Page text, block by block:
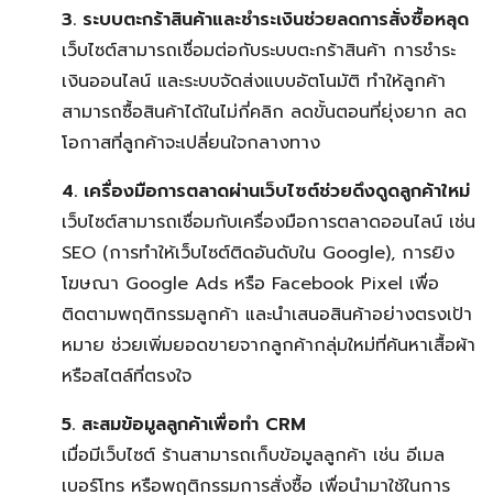
Search
Search
3. ระบบตะกร้าสินค้าและชำระเงินช่วยลดการสั่งซื้อหลุด
เว็บไซต์สามารถเชื่อมต่อกับระบบตะกร้าสินค้า การชำระ
เงินออนไลน์ และระบบจัดส่งแบบอัตโนมัติ ทำให้ลูกค้า
สามารถซื้อสินค้าได้ในไม่กี่คลิก ลดขั้นตอนที่ยุ่งยาก ลด
โอกาสที่ลูกค้าจะเปลี่ยนใจกลางทาง
4. เครื่องมือการตลาดผ่านเว็บไซต์ช่วยดึงดูดลูกค้าใหม่
เว็บไซต์สามารถเชื่อมกับเครื่องมือการตลาดออนไลน์ เช่น
SEO (การทำให้เว็บไซต์ติดอันดับใน Google), การยิง
โฆษณา Google Ads หรือ Facebook Pixel เพื่อ
ติดตามพฤติกรรมลูกค้า และนำเสนอสินค้าอย่างตรงเป้า
หมาย ช่วยเพิ่มยอดขายจากลูกค้ากลุ่มใหม่ที่ค้นหาเสื้อผ้า
หรือสไตล์ที่ตรงใจ
5. สะสมข้อมูลลูกค้าเพื่อทำ CRM
เมื่อมีเว็บไซต์ ร้านสามารถเก็บข้อมูลลูกค้า เช่น อีเมล
เบอร์โทร หรือพฤติกรรมการสั่งซื้อ เพื่อนำมาใช้ในการ